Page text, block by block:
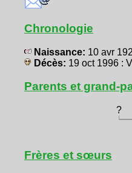
Chronologie
Naissance: 10 avr
Décès: 19 oct 1996 :
Parents et grand-
?
Frères et sœurs